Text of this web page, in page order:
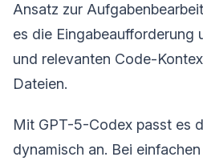
Ansatz zur
es die Eingabeaufforderung
und relevanten Code-
Dateien.
Mit GPT-5-Codex passt es
dynamisch an. Bei